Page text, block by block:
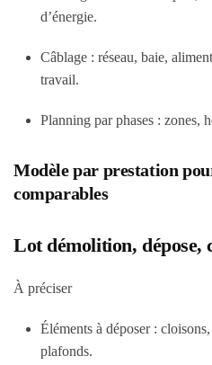
d’énergie.
Câblage : réseau, baie,
travail.
Planning par phases : zones,
Modèle par prestation
comparables
Lot démolition, dépose,
À préciser
Éléments à déposer :
plafonds.